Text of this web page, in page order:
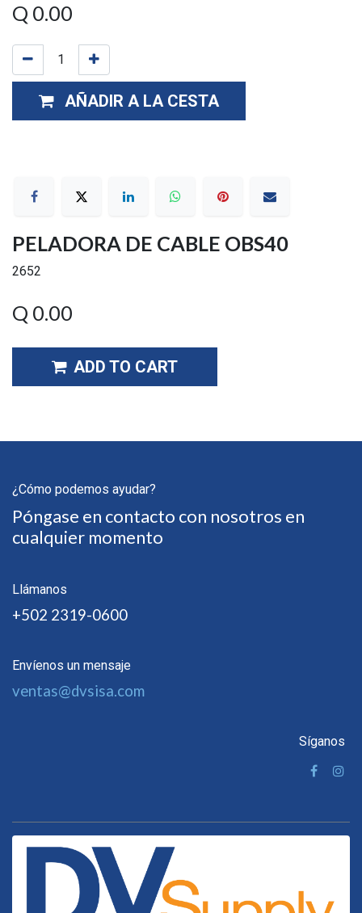
Q 0.00
AÑADIR A LA CESTA
PELADORA DE CABLE OBS40
2652
Q 0.00
ADD TO CART
¿Cómo podemos ayudar?
Póngase en contacto con nosotros en
cualquier momento
Llámanos
+502 2319-0600
Envíenos un mensaje
ventas@dvsisa.com
Síganos